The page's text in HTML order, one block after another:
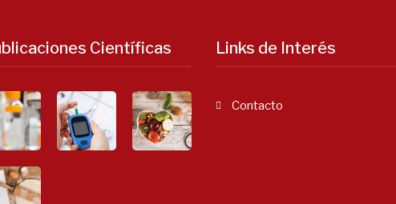
Científicas Links de Interés
Contacto